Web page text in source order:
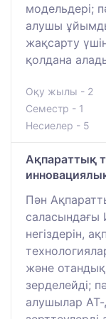
модельдері;
алушы
жақсарту
қолдана
Оқу жылы - 2
Семестр - 1
Несиелер - 5
Ақпараттық
Пән
саласындағы
негіздерін,
және
зерделейді;
алушылар АТ-